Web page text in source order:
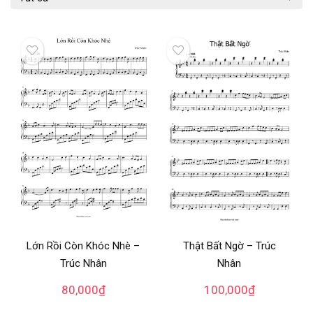
Lớn Rồi Còn Khóc Nhè –
Trúc Nhân
80,000₫
Thật Bất Ngờ – Trúc
Nhân
100,000₫